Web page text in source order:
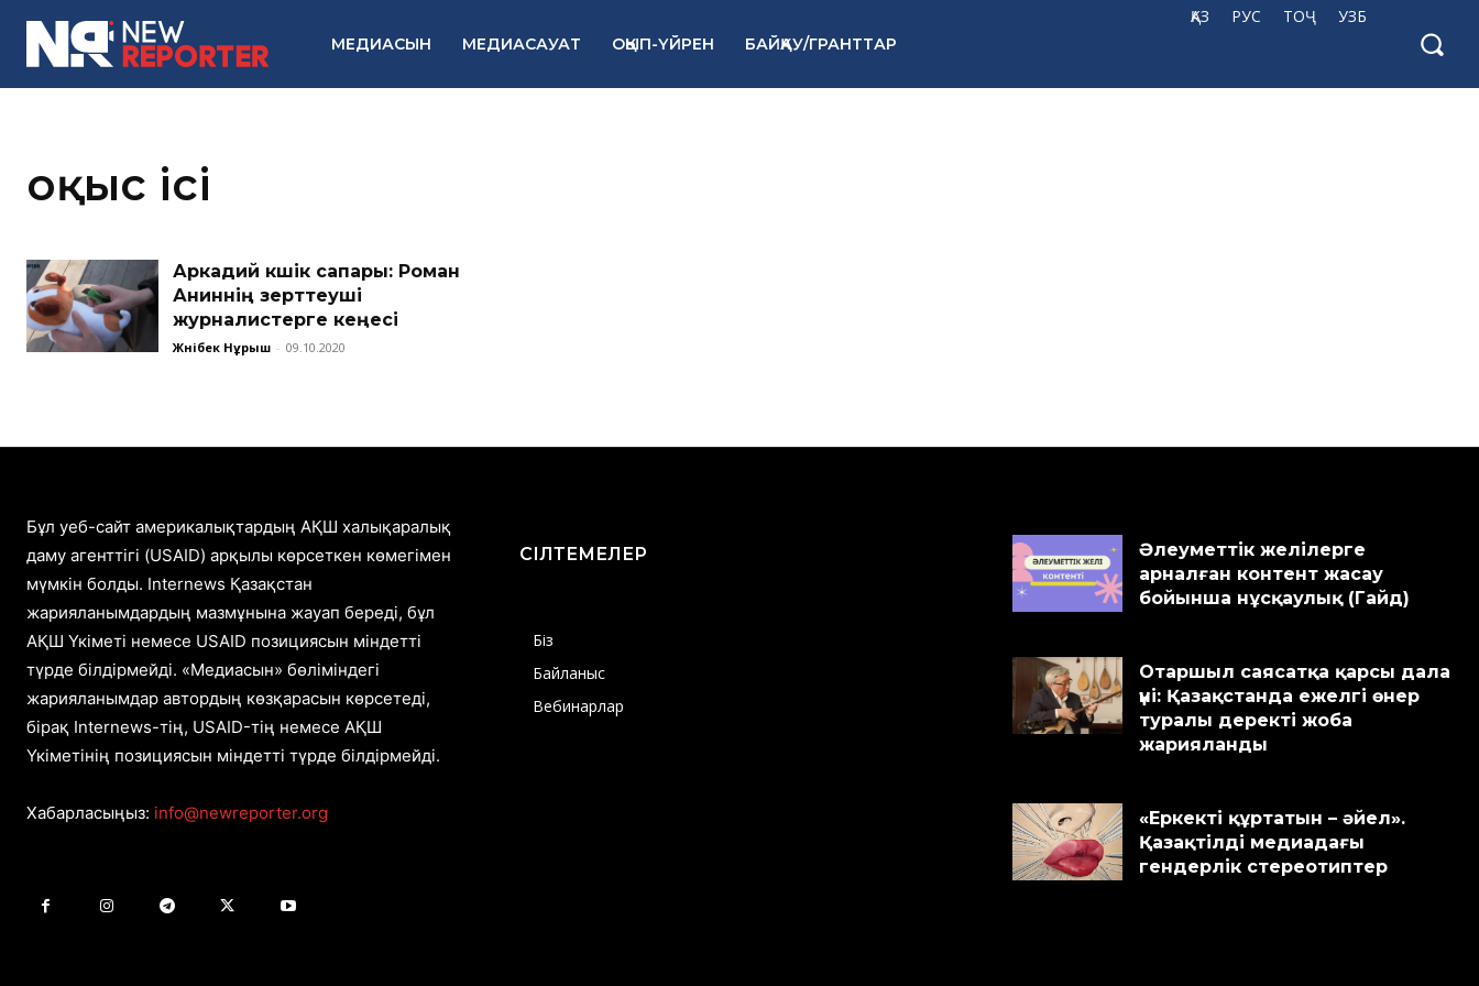
ҚАЗ РУС ТОҶ УЗБ
МЕДИАСЫН МЕДИАСАУАТ ОҚЫП-ҮЙРЕН БАЙҚАУ/ГРАНТТАР
Қоқыс ісі
Аркадий күшік сапары: Роман
Аниннің зерттеуші
журналистерге кеңесі
Жәнібек Нұрыш - 09.10.2020
Бұл уеб-сайт америкалықтардың АҚШ халықаралық
даму агенттігі (USAID) арқылы көрсеткен көмегімен
мүмкін болды. Internews Қазақстан
жарияланымдардың мазмұнына жауап береді, бұл
АҚШ Үкіметі немесе USAID позициясын міндетті
түрде білдірмейді. «Медиасын» бөліміндегі
жарияланымдар автордың көзқарасын көрсетеді,
бірақ Internews-тің, USAID-тің немесе АҚШ
Үкіметінің позициясын міндетті түрде білдірмейді.
Хабарласыңыз: info@newreporter.org
СІЛТЕМЕЛЕР
Біз
Байланыс
Вебинарлар
Әлеуметтік желілерге
арналған контент жасау
бойынша нұсқаулық (Гайд)
Отаршыл саясатқа қарсы дала
үні: Қазақстанда ежелгі өнер
туралы деректі жоба
жарияланды
«Еркекті құртатын – әйел».
Қазақтілді медиадағы
гендерлік стереотиптер